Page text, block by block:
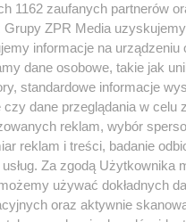
w serwisie nie może być
lub dalej rozpowszechniany w
lub mechaniczny) na
formie, włącznie z
właściciela praw. Jakiekolwiek
w całości lub w części z
zgody, jest zabronione pod groźbą
1162 zaufanych partnerów
Grupy ZPR Media
informacje na urządzeniu
dane osobowe, takie jak
standardowe informacje
czy dane przeglądania w celu
reklam, wybór
reklam i treści, badanie
Za zgodą Użytkownika
używać dokładnych
oraz aktywnie